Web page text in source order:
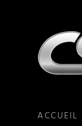
ACCUEIL